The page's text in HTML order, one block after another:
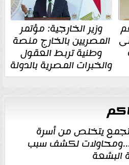
وزير الخارجية: مؤتمر
المصريين بالخارج منصة
وطنية تربط العقول
والخبرات المصرية بالدولة
يتخلص من أسرة
لكشف سبب
البشعة